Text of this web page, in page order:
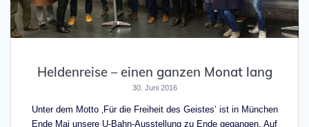
Heldenreise – einen ganzen Monat lang
30. Juni 2016
Unter dem Motto ‚Für die Freiheit des Geistes’ ist in München
Ende Mai unsere U-Bahn-Ausstellung zu Ende gegangen. Auf